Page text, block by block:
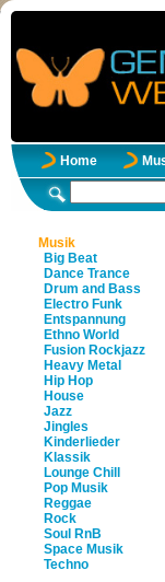
Home
Musik
Big Beat
Dance Trance
Drum and Bass
Electro Funk
Entspannung
Ethno World
Fusion Rockjazz
Heavy Metal
Hip Hop
House
Jazz
Jingles
Kinderlieder
Klassik
Lounge Chill
Pop Musik
Reggae
Rock
Soul RnB
Space Musik
Techno